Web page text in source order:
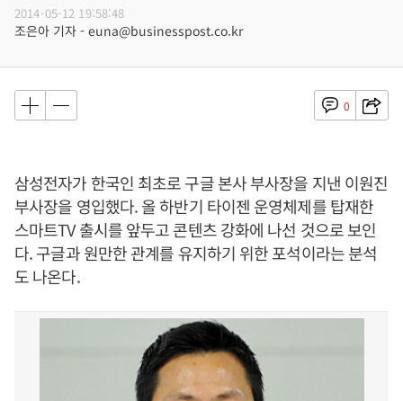
2014-05-12 19:58:48
조은아 기자 - euna@businesspost.co.kr
0
삼성전자가 한국인 최초로 구글 본사 부사장을 지낸 이원진
부사장을 영입했다. 올 하반기 타이젠 운영체제를 탑재한
스마트TV 출시를 앞두고 콘텐츠 강화에 나선 것으로 보인
다. 구글과 원만한 관계를 유지하기 위한 포석이라는 분석
도 나온다.